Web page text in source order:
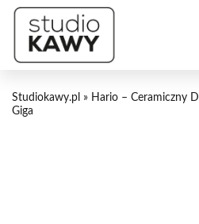
Studiokawy.pl » Hario – Ceramiczny
Giga